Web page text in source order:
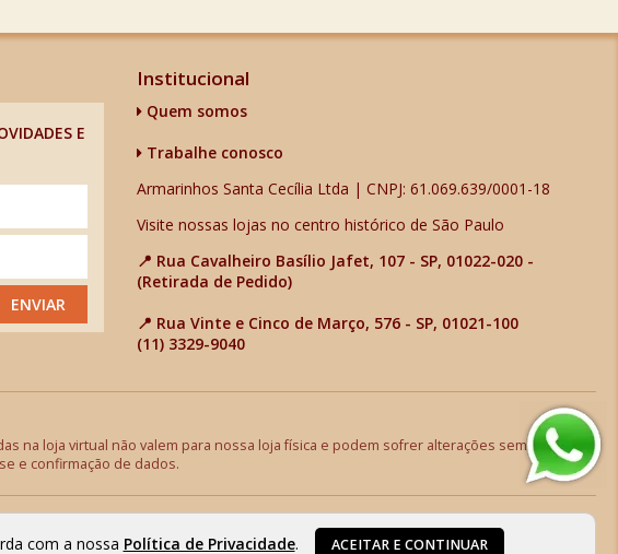
E
ENVIAR
Institucional
Quem somos
Trabalhe conosco
Armarinhos Santa Cecília Ltda | CNPJ: 61.069.639/0001-18
Visite nossas lojas no centro histórico de São Paulo
📍 Rua Cavalheiro Basílio Jafet, 107 - SP, 01022-020 -
(Retirada de Pedido)
📍 Rua Vinte e Cinco de Março, 576 - SP, 01021-100
(11) 3329-9040
na loja virtual não valem para nossa loja física e podem sofrer alterações sem aviso
e confirmação de dados.
com a nossa Política de Privacidade. ACEITAR E CONTINUAR